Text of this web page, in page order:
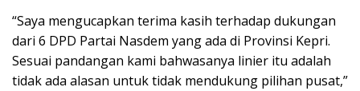
“Saya mengucapkan terima kasih terhadap dukungan
dari 6 DPD Partai Nasdem yang ada di Provinsi Kepri.
Sesuai pandangan kami bahwasanya linier itu adalah
tidak ada alasan untuk tidak mendukung pilihan pusat,”